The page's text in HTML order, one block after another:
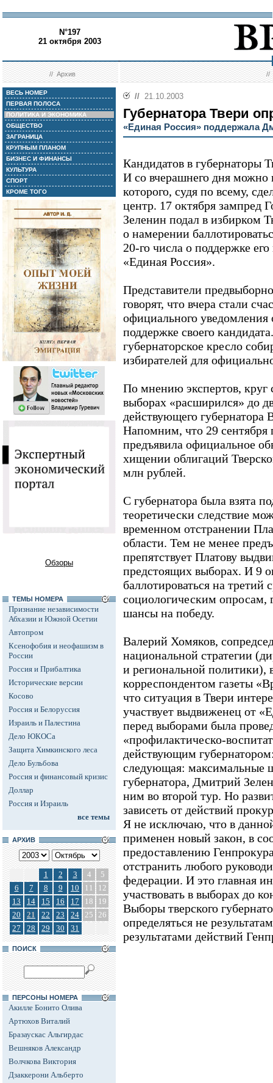
N°197
21 октября 2003
//Архив //
ВЕСЬ НОМЕР
ПЕРВАЯ ПОЛОСА
ПОЛИТИКА И ЭКОНОМИКА
ОБЩЕСТВО
ЗАГРАНИЦА
КРУПНЫМ ПЛАНОМ
БИЗНЕС И ФИНАНСЫ
КУЛЬТУРА
СПОРТ
КРОМЕ ТОГО
Обзоры
ТЕМЫ НОМЕРА
Признание независимости
Абхазии и Южной Осетии
Автопром
Ксенофобия и неофашизм в
России
Россия и Прибалтика
Исторические версии
Косово
Россия и Белоруссия
Израиль и Палестина
Дело ЮКОСа
Защита Химкинского леса
Дело Бульбова
Россия и финансовый кризис
Доллар
Россия и Израиль
все темы
АРХИВ
1 2 3 4
5
6
7 8 9 10 11
12
13
14 15 16 17 18
19
20
21 22 23 24 25 26
27
28 29 30 31
ПОИСК
ПЕРСОНЫ НОМЕРА
Акилле Бонито Олива
Артюхов Виталий
Бразаускас Альгирдас
Вешняков Александр
Волчкова Виктория
Дзаккерони Альберто
// 21.10.2003
Губернатора Твери
«Единая Россия» поддержала
Кандидатов в губернаторы
И со вчерашнего дня можно
которого, судя по всему,
центр. 17 октября зампред
Зеленин подал в избирком
о намерении
20-го числа о поддержке
«Единая Россия».
Представители
говорят, что вчера стали
официального уведомления
поддержке своего
губернаторское кресло
избирателей для
По мнению экспертов, круг
выборах «расширился» до
действующего губернатора
Напомним, что 29 сентября
предъявила официальное
хищении облигаций
млн рублей.
С губернатора была взята
теоретически следствие
временном отстранении
области. Тем не менее
препятствует Платову
предстоящих выборах. И 9
баллотироваться на
социологическим опросам,
шансы на победу.
Валерий Хомяков,
национальной стратегии
и региональной политики),
корреспондентом газеты
что ситуация в Твери
участвует выдвиженец от
перед выборами была
«профилактическо-
действующим
следующая: максимальные
губернатора, Дмитрий
ним во второй тур. Но
зависеть от действий
Я не исключаю, что в
применен новый закон, в
предоставлению
отстранить любого
федерации. И это главная
участвовать в выборах до
Выборы тверского
определяться не
результатами действий